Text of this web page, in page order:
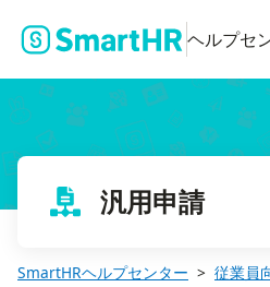
ヘルプセ
汎用申請
SmartHRヘルプセンター 従業員